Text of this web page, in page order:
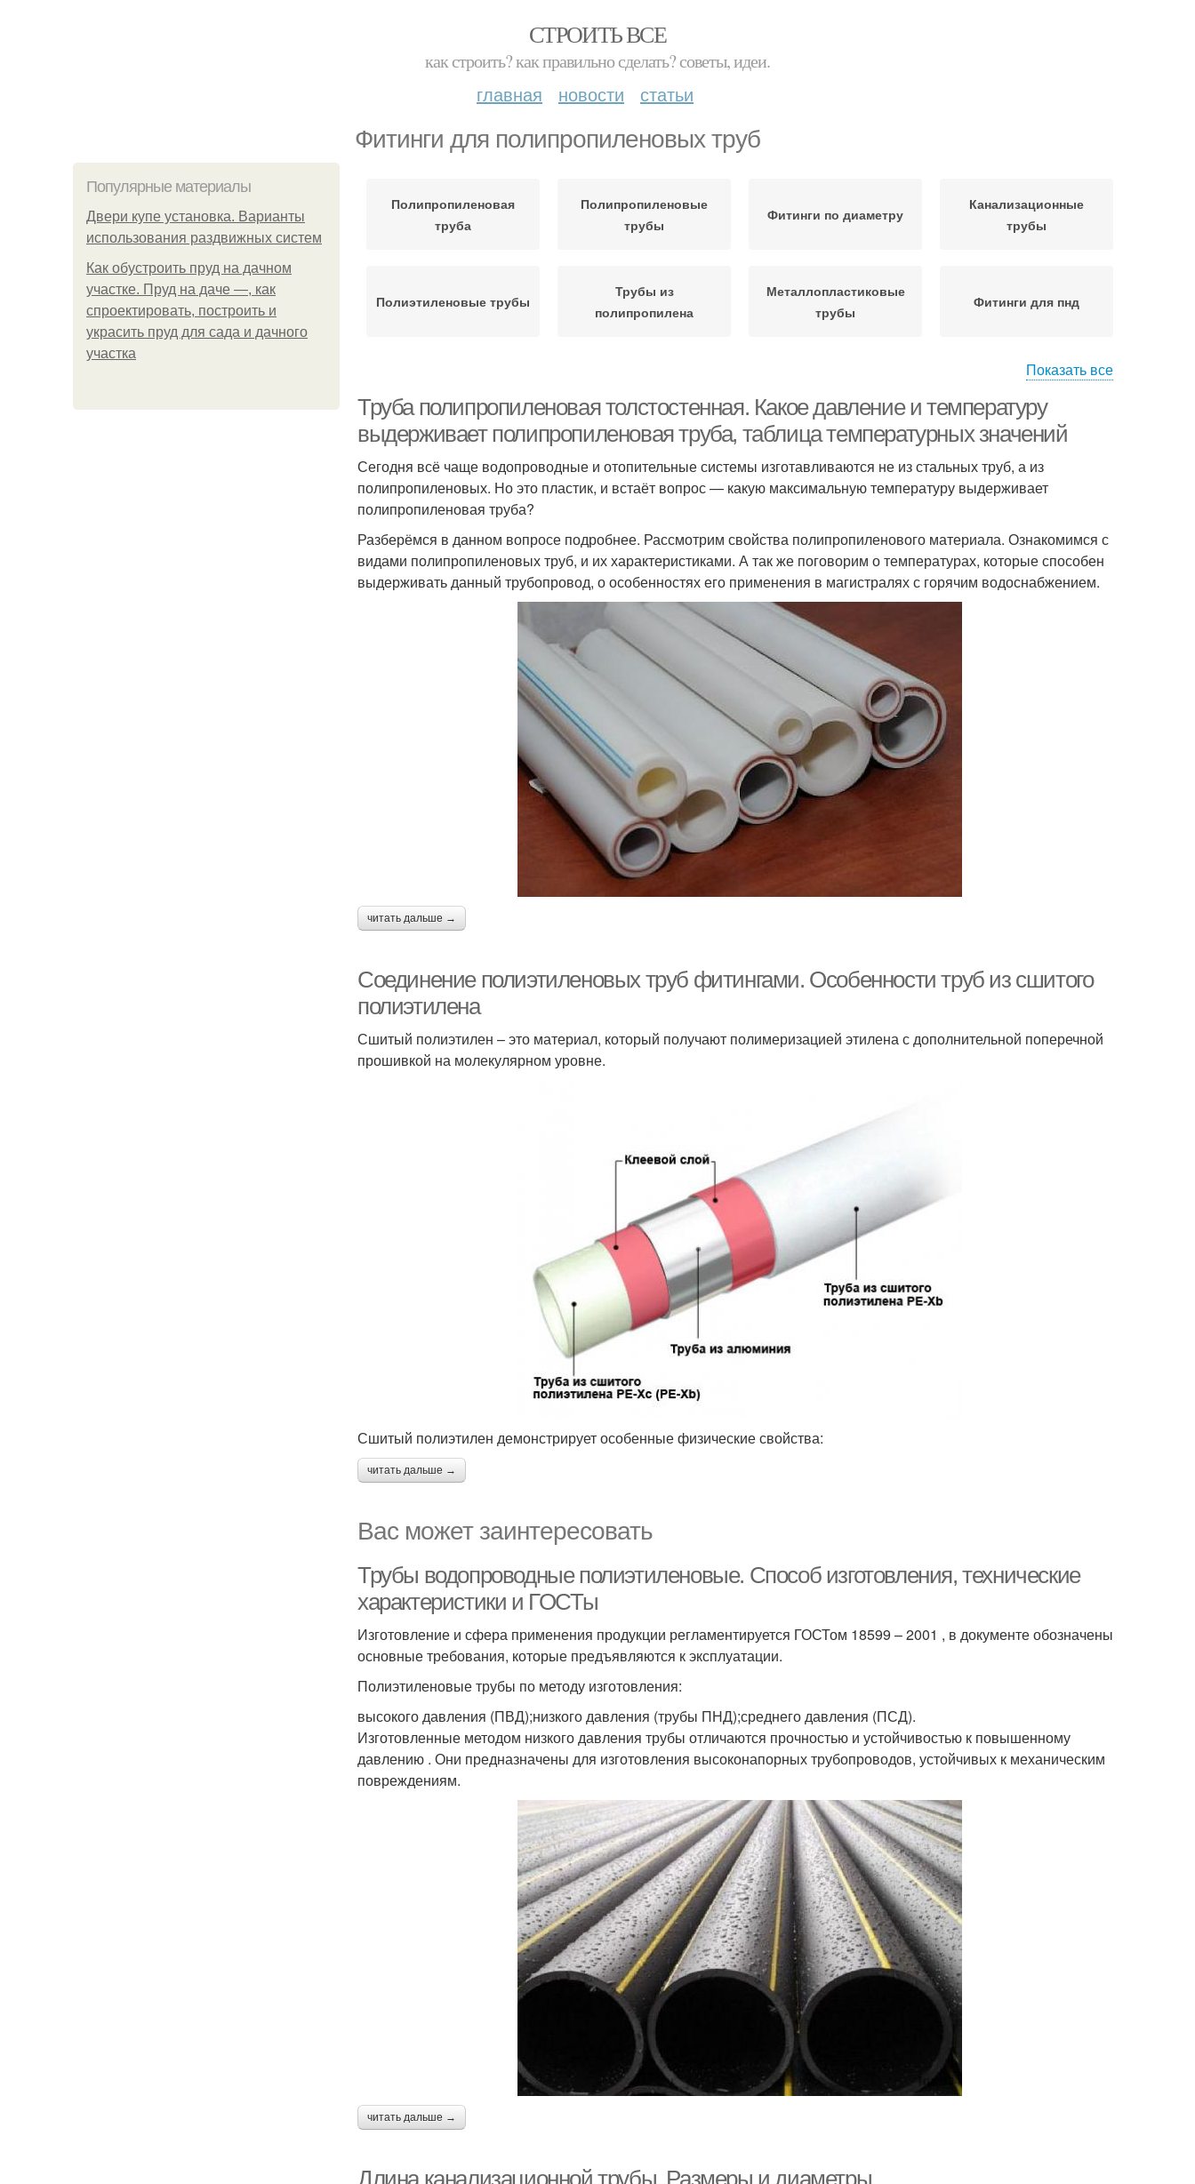
СТРОИТЬ ВСЕ
как строить? как правильно сделать? советы, идеи.
главная новости статьи
Фитинги для полипропиленовых труб
Популярные материалы
Двери купе установка. Варианты
использования раздвижных систем
Как обустроить пруд на дачном
участке. Пруд на даче —, как
спроектировать, построить и
украсить пруд для сада и дачного
участка
Полипропиленовая
труба
Полипропиленовые
трубы
Фитинги по диаметру
Канализационные
трубы
Полиэтиленовые трубы
Трубы из
полипропилена
Металлопластиковые
трубы
Фитинги для пнд
способов
фитинги
Показать все
Труба полипропиленовая толстостенная. Какое давление и температуру
выдерживает полипропиленовая труба, таблица температурных значений
Сегодня всё чаще водопроводные и отопительные системы изготавливаются не из стальных труб, а из
полипропиленовых. Но это пластик, и встаёт вопрос — какую максимальную температуру выдерживает
полипропиленовая труба?
Разберёмся в данном вопросе подробнее. Рассмотрим свойства полипропиленового материала. Ознакомимся с
видами полипропиленовых труб, и их характеристиками. А так же поговорим о температурах, которые способен
выдерживать данный трубопровод, о особенностях его применения в магистралях с горячим водоснабжением.
читать дальше →
Соединение полиэтиленовых труб фитингами. Особенности труб из сшитого
полиэтилена
Сшитый полиэтилен – это материал, который получают полимеризацией этилена с дополнительной поперечной
прошивкой на молекулярном уровне.
Сшитый полиэтилен демонстрирует особенные физические свойства:
читать дальше →
Вас может заинтересовать
Трубы водопроводные полиэтиленовые. Способ изготовления, технические
характеристики и ГОСТы
Изготовление и сфера применения продукции регламентируется ГОСТом 18599 – 2001 , в документе обозначены
основные требования, которые предъявляются к эксплуатации.
Полиэтиленовые трубы по методу изготовления:
высокого давления (ПВД);низкого давления (трубы ПНД);среднего давления (ПСД).
Изготовленные методом низкого давления трубы отличаются прочностью и устойчивостью к повышенному
давлению . Они предназначены для изготовления высоконапорных трубопроводов, устойчивых к механическим
повреждениям.
читать дальше →
Длина канализационной трубы. Размеры и диаметры